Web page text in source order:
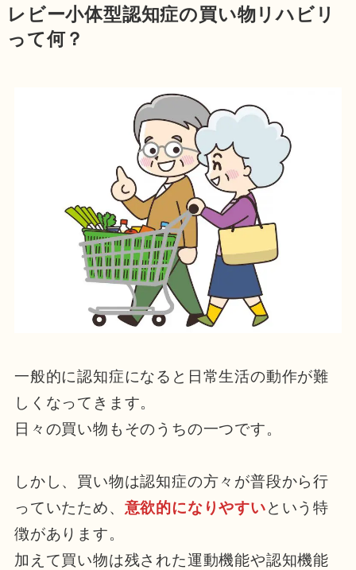
レビー小体型認知症の買い物リハビリ
って何？
一般的に認知症になると日常生活の動作が難
しくなってきます。
日々の買い物もそのうちの一つです。
しかし、買い物は認知症の方々が普段から行
っていたため、 意欲的になりやすいという特
徴があります。
加えて買い物は残された運動機能や認知機能